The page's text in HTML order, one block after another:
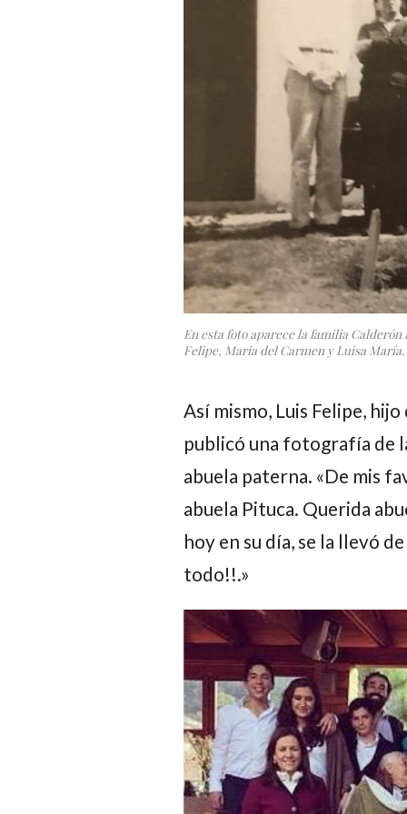
En esta foto aparece la familia
Felipe, Maria del Carmen y Luisa María.
Así mismo, Luis Felipe, hijo
publicó una fotografía de
abuela paterna. «De mis
abuela Pituca. Querida
hoy en su día, se la llevó
todo!!.»